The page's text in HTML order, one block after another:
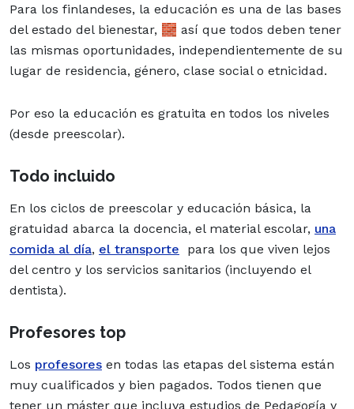
Para los finlandeses, la educación es una de las bases
del estado del bienestar, 🧱 así que todos deben tener
las mismas oportunidades, independientemente de su
lugar de residencia, género, clase social o etnicidad.
Por eso la educación es gratuita en todos los niveles
(desde preescolar).
Todo incluido
En los ciclos de preescolar y educación básica, la
gratuidad abarca la docencia, el material escolar, una
comida al día, el transporte para los que viven lejos
del centro y los servicios sanitarios (incluyendo el
dentista).
Profesores top
Los profesores en todas las etapas del sistema están
muy cualificados y bien pagados. Todos tienen que
tener un máster que incluya estudios de Pedagogía y